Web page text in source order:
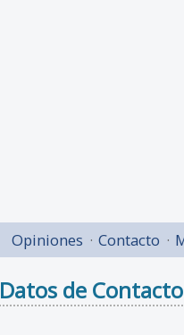
Opiniones Contacto
Datos de